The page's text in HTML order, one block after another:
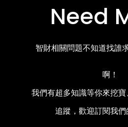
Need
智財相關問題不知道找誰
啊！
我們有超多知識等你來挖
追蹤，歡迎訂閱我們